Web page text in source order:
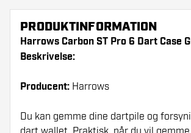
PRODUKTINFORMATION
Harrows Carbon ST Pro 6 Dart Case
Beskrivelse:
Producent: Harrows
Du kan gemme dine dartpile og